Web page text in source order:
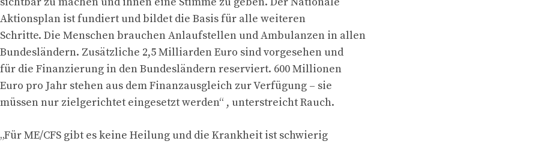
Aktionsplan ist fundiert und bildet die Basis für alle weiteren
Schritte. Die Menschen brauchen Anlaufstellen und Ambulanzen in allen
Bundesländern. Zusätzliche 2,5 Milliarden Euro sind vorgesehen und
für die Finanzierung in den Bundesländern reserviert. 600 Millionen
Euro pro Jahr stehen aus dem Finanzausgleich zur Verfügung – sie
müssen nur zielgerichtet eingesetzt werden“ , unterstreicht Rauch.
„Für ME/CFS gibt es keine Heilung und die Krankheit ist schwierig